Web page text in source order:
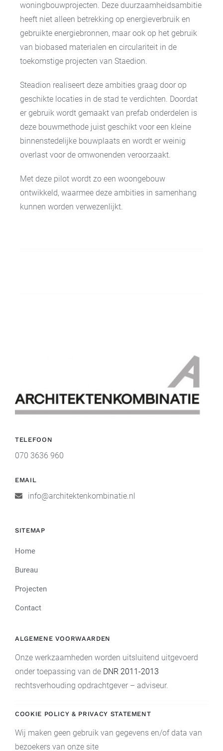
woningbouwprojecten. Deze duurzaamheidsambitie
heeft niet alleen betrekking op energieverbruik en
gebruikte energiebronnen, maar ook op het gebruik
van biobased materialen en circulariteit in de
toekomstige projecten van Staedion.
Steadion realiseert deze ambities graag door op
geschikte locaties in de stad te verdichten. Doordat
er gebruik wordt gemaakt van prefab onderdelen is
deze bouwmethode juist geschikt voor een kleine
binnenstedelijke bouwplaats en wordt er weinig
overlast voor de omwonenden veroorzaakt.
Met deze pilot wordt zo een woongebouw
ontwikkeld, waarmee deze ambities in samenhang
kunnen worden verwezenlijkt.
TELEFOON
070 3636 960
EMAIL
info@architektenkombinatie.nl
SITEMAP
Home
Bureau
Projecten
Contact
ALGEMENE VOORWAARDEN
Onze werkzaamheden worden uitsluitend uitgevoerd
onder toepassing van de DNR 2011-2013
rechtsverhouding opdrachtgever – adviseur.
COOKIE POLICY & PRIVACY STATEMENT
Wij maken geen gebruik van gegevens en/of data van
bezoekers van onze site